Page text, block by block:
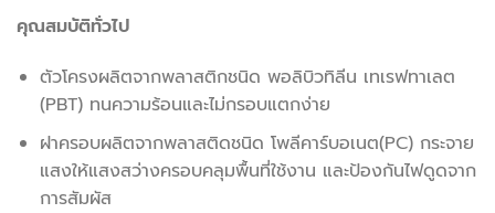
คุณสมบัติทั่วไป
ตัวโครงผลิตจากพลาสติกชนิด พอลิบิวทิลีน เทเรฟทาเลต
(PBT) ทนความร้อนและไม่กรอบแตกง่าย
ฝาครอบผลิตจากพลาสติดชนิด โพลีคาร์บอเนต(PC) กระจาย
แสงให้แสงสว่างครอบคลุมพื้นที่ใช้งาน และป้องกันไฟดูดจาก
การสัมผัส